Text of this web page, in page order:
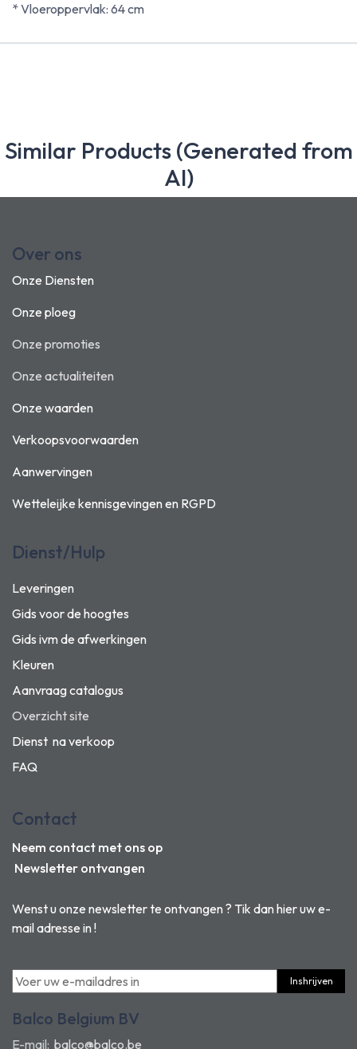
* Vloeroppervlak: 64 cm
Similar Products (Generated from
AI)
Over ons
Onze Diensten
Onze ploeg
Onze promoties
Onze actualiteiten
Onze waarden
Verkoopsvoorwaarden
Aanwervingen
Wetteleijke kennisgevingen en RGPD
Dienst/Hulp
Leveringen
Gids voor de hoogtes
Gids ivm de afwerkingen
Kleuren
Aanvraag catalogus
Overzicht site
Dienst na verkoop
FAQ
Wenst u onze newsletter te ontvangen ? Tik dan hier uw e-
mail adresse in !
Inshrijven
Balco Belgium BV
E-mail: balco@balco.be
Contact
Neem contact met ons op
Newsletter ontvangen